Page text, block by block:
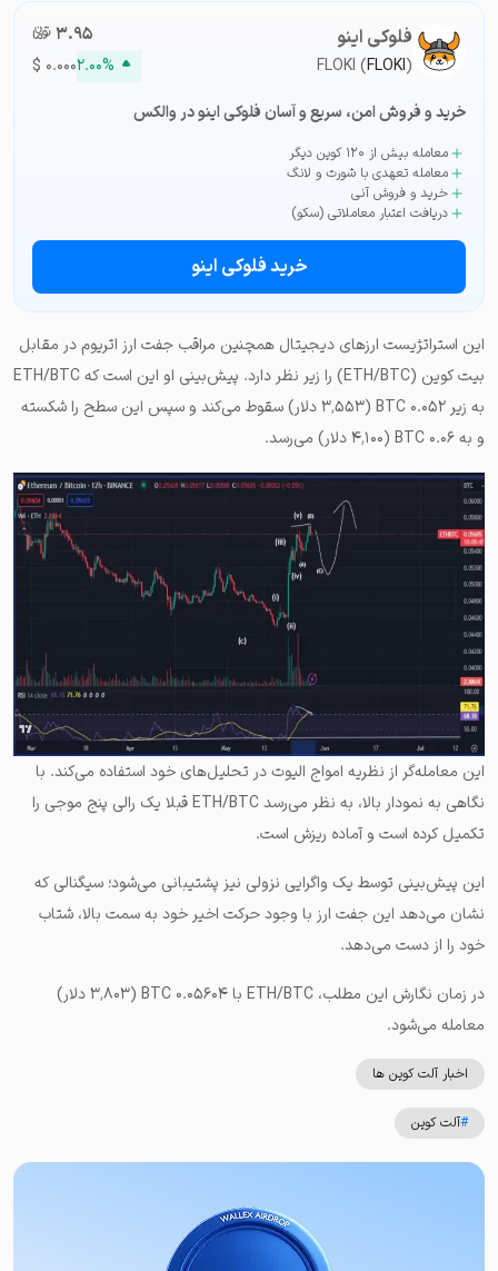
فلوکی اینو
FLOKI (FLOKI)
۳.۹۵تومان-ء
$ ۰.۰۰۰۲.۰۰%
خرید و فروش امن، سریع و آسان فلوکی اینو در والکس
معامله بیش از ۱۲۰ کوین دیگر
معامله تعهدی با شورت و لانگ
خرید و فروش آنی
دریافت اعتبار معاملاتی (سکو)
خرید فلوکی اینو
این استراتژیست ارزهای دیجیتال همچنین مراقب جفت ارز اتریوم در مقابل
بیت کوین (ETH/BTC) را زیر نظر دارد. پیش‌بینی او این است که ETH/BTC
به زیر ۰.۰۵۲ BTC (۳٬۵۵۳ دلار) سقوط می‌کند و سپس این سطح را شکسته
و به ۰.۰۶ BTC (۴٬۱۰۰ دلار) می‌رسد.
این معامله‌گر از نظریه امواج الیوت در تحلیل‌های خود استفاده می‌کند. با
نگاهی به نمودار بالا، به نظر می‌رسد ETH/BTC قبلا یک رالی پنج موجی را
تکمیل کرده است و آماده ریزش است.
این پیش‌بینی توسط یک واگرایی نزولی نیز پشتیبانی می‌شود؛ سیگنالی که
نشان می‌دهد این جفت ارز با وجود حرکت اخیر خود به سمت بالا، شتاب
خود را از دست می‌دهد.
در زمان نگارش این مطلب، ETH/BTC با ۰.۰۵۶۰۴ BTC (۳٬۸۰۳ دلار)
معامله می‌شود.
اخبار آلت کوین ها
#آلت کوین